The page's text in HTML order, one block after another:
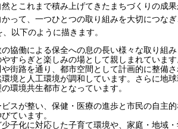
とこれまで積み上げてきたまちづくりの成
って、一つひとつの取り組みを大切につな
以下のように描きます。
協働による保全への息の長い様々な取り組
すらぎと楽しみの場として親しまれています
街路を通り、都市空間として計画的に整備
境と人工環境が調和しています。さらに地
環境共生都市となっています。
スが整い、保健・医療の進歩と市民の自主
ています。
子化に対応した子育て環境や、家庭・地域